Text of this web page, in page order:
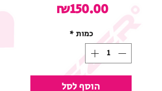
₪150.00
כמות *
הוסף לסל